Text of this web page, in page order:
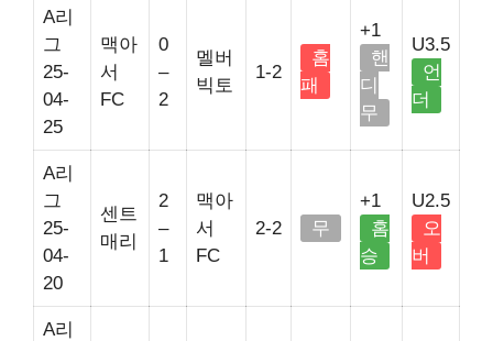
A리
그
25-
04-
25
맥아
서
FC
0
–
2
멜버
빅토
1-2
홈
패
+1
핸
디
무
U3.5
언
더
A리
그
25-
04-
20
센트
매리
2
–
1
맥아
서
FC
2-2 무
+1
홈
승
U2.5
오
버
A리